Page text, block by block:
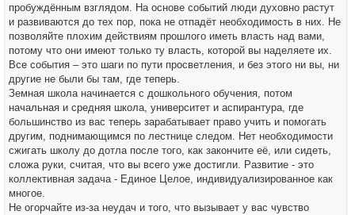
пробуждённым взглядом. На основе событий люди духовно растут
и развиваются до тех пор, пока не отпадёт необходимость в них. Не
позволяйте плохим действиям прошлого иметь власть над вами,
потому что они имеют только ту власть, которой вы наделяете их.
Все события – это шаги по пути просветления, и без этого ни вы, ни
другие не были бы там, где теперь.
Земная школа начинается с дошкольного обучения, потом
начальная и средняя школа, университет и аспирантура, где
большинство из вас теперь зарабатывает право учить и помогать
другим, поднимающимся по лестнице следом. Нет необходимости
сжигать школу до дотла после того, как закончите её, или сидеть,
сложа руки, считая, что вы всего уже достигли. Развитие - это
коллективная задача - Единое Целое, индивидуализированное как
многое.
Не огорчайте из-за неудач и того, что вызывает у вас чувство